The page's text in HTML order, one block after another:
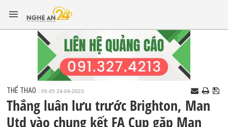
THỂ THAO 05:45 24-04-2023
Thắng luân lưu trước Brighton, Man
Utd vào chung kết FA Cup gặp Man